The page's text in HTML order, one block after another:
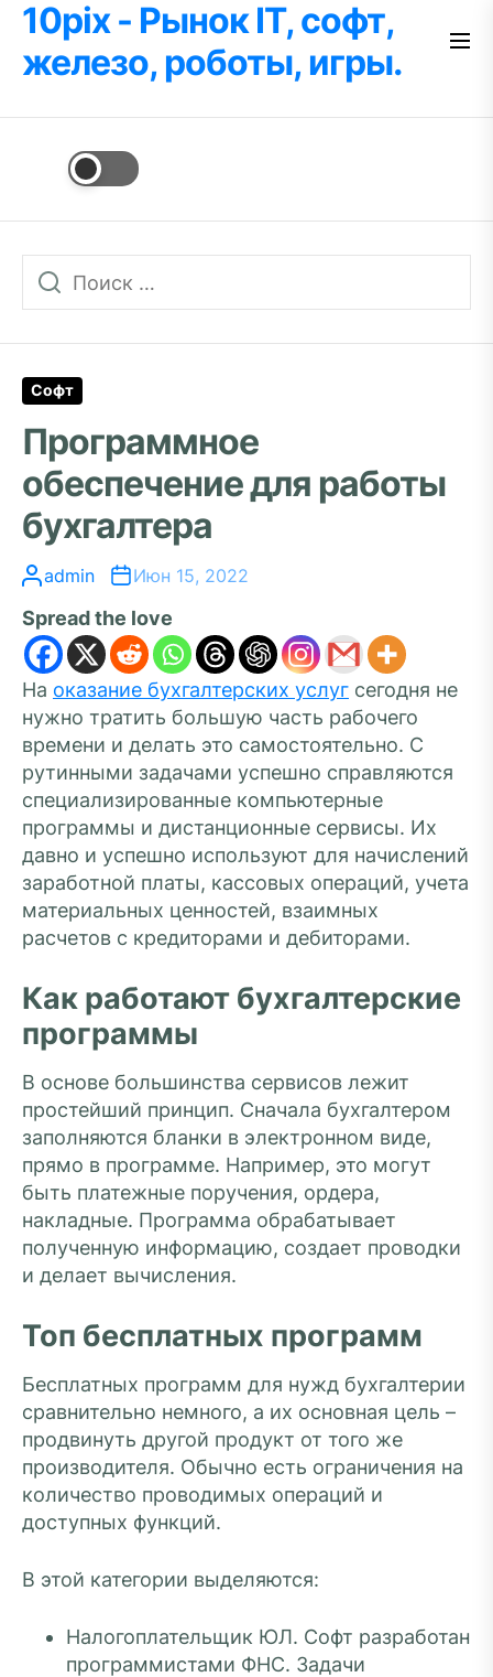
Перейти
содержимому
10pix - Рынок IT, софт,
железо, роботы, игры.
Софт
Программное
обеспечение для работы
бухгалтера
admin Июн 15, 2022
Spread the love
На оказание бухгалтерских услуг сегодня не
нужно тратить большую часть рабочего
времени и делать это самостоятельно. С
рутинными задачами успешно справляются
специализированные компьютерные
программы и дистанционные сервисы. Их
давно и успешно используют для начислений
заработной платы, кассовых операций, учета
материальных ценностей, взаимных
расчетов с кредиторами и дебиторами.
Как работают бухгалтерские
программы
В основе большинства сервисов лежит
простейший принцип. Сначала бухгалтером
заполняются бланки в электронном виде,
прямо в программе. Например, это могут
быть платежные поручения, ордера,
накладные. Программа обрабатывает
полученную информацию, создает проводки
и делает вычисления.
Топ бесплатных программ
Бесплатных программ для нужд бухгалтерии
сравнительно немного, а их основная цель –
продвинуть другой продукт от того же
производителя. Обычно есть ограничения на
количество проводимых операций и
доступных функций.
В этой категории выделяются:
Налогоплательщик ЮЛ. Софт разработан
программистами ФНС. Задачи